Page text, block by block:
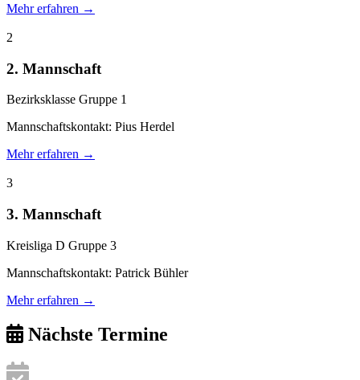
Mehr erfahren →
2
2. Mannschaft
Bezirksklasse Gruppe 1
Mannschaftskontakt: Pius Herdel
Mehr erfahren →
3
3. Mannschaft
Kreisliga D Gruppe 3
Mannschaftskontakt: Patrick Bühler
Mehr erfahren →
Nächste Termine